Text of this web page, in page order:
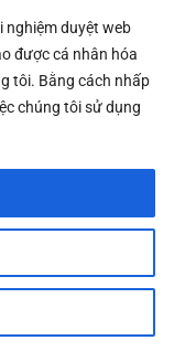
nghiệm duyệt web
được cá nhân hóa
tôi. Bằng cách nhấp
chúng tôi sử dụng
0108783483
và Đầu Tư Tp. Hà
Rights Reserved